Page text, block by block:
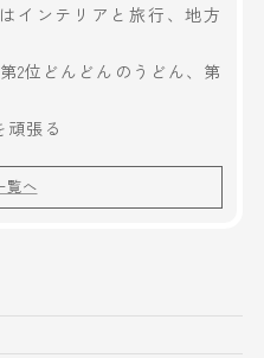
インテリアと旅行、地方
2位どんどんのうどん、第
頑張る
覧へ